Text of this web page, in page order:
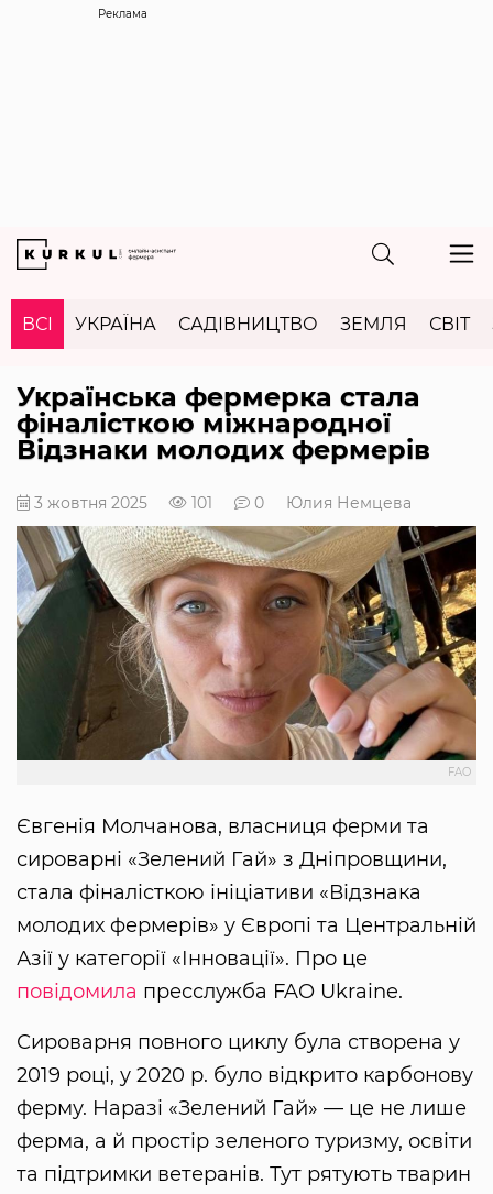
Реклама
ВСІ УКРАЇНА САДІВНИЦТВО ЗЕМЛЯ СВІТ
Українська фермерка стала
фіналісткою міжнародної
Відзнаки молодих фермерів
3 жовтня 2025 101 0 Юлия Немцева
FAO
Євгенія Молчановa, власниця ферми та
сироварні «Зелений Гай» з Дніпровщини,
стала фіналісткою ініціативи «Відзнака
молодих фермерів» у Європі та Центральній
Азії у категорії «Інновації». Про це
повідомила пресслужба FAO Ukraine.
Сироварня повного циклу була створена у
2019 році, у 2020 р. було відкрито карбонову
ферму. Наразі «Зелений Гай» — це не лише
ферма, а й простір зеленого туризму, освіти
та підтримки ветеранів. Тут рятують тварин